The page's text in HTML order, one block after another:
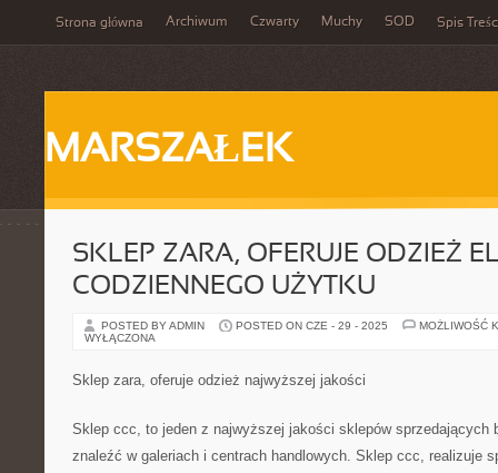
Strona główna Archiwum Czwarty Muchy SOD Spis
MARSZAŁEK
SKLEP ZARA, OFERUJE ODZIEŻ
CODZIENNEGO UŻYTKU
POSTED BY ADMIN POSTED ON CZE - 29 - 2025
MOŻLIWOŚĆ
WYŁĄCZONA
Sklep zara, oferuje odzież najwyższej jakości
Sklep ccc, to jeden z najwyższej jakości sklepów sprzedających
znaleźć w galeriach i centrach handlowych. Sklep ccc, realizuje